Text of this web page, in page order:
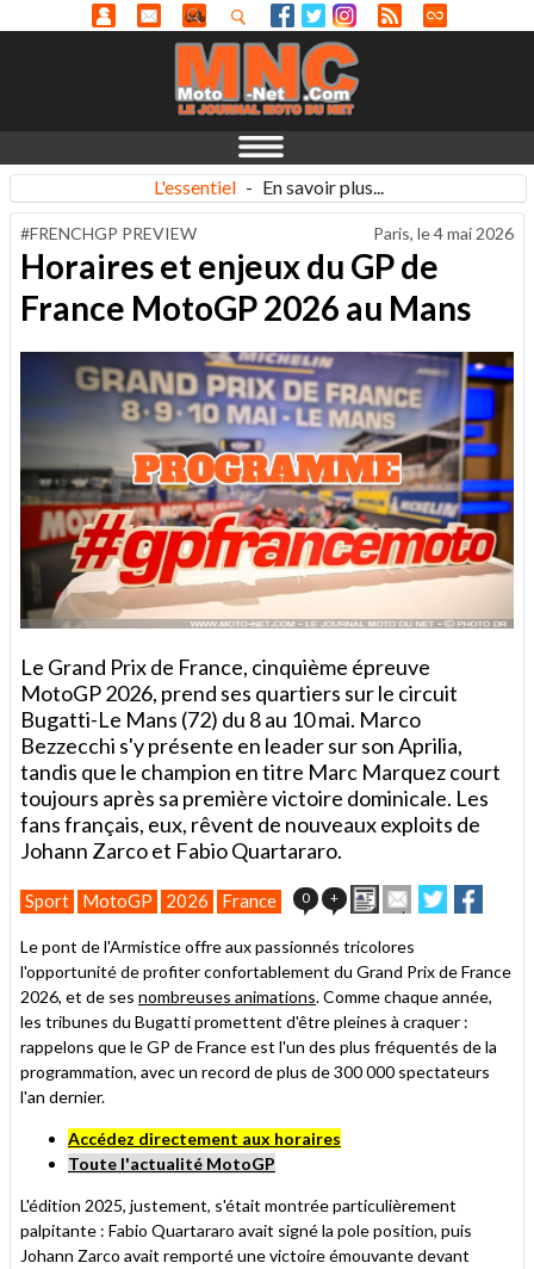
L'essentiel - En savoir plus...
#FRENCHGP PREVIEW Paris, le4 mai 2026
Horaires et enjeux du GP de
France MotoGP 2026 au Mans
Le Grand Prix de France, cinquième épreuve
MotoGP 2026, prend ses quartiers sur le circuit
Bugatti-Le Mans (72) du 8 au 10 mai. Marco
Bezzecchi s'y présente en leader sur son Aprilia,
tandis que le champion en titre Marc Marquez court
toujours après sa première victoire dominicale. Les
fans français, eux, rêvent de nouveaux exploits de
Johann Zarco et Fabio Quartararo.
Sport MotoGP 2026 France 0 + ImprimerEnvoyer
cet
à
un
ami
Partager
sur
sur
Le pont de l'Armistice offre aux passionnés tricolores
l'opportunité de profiter confortablement du Grand Prix de France
2026, et de ses nombreuses animations. Comme chaque année,
les tribunes du Bugatti promettent d'être pleines à craquer :
rappelons que le GP de France est l'un des plus fréquentés de la
programmation, avec un record de plus de 300 000 spectateurs
l'an dernier.
Accédez directement aux horaires
Toute l'actualité MotoGP
L'édition 2025, justement, s'était montrée particulièrement
palpitante : Fabio Quartararo avait signé la pole position, puis
Johann Zarco avait remporté une victoire émouvante devant